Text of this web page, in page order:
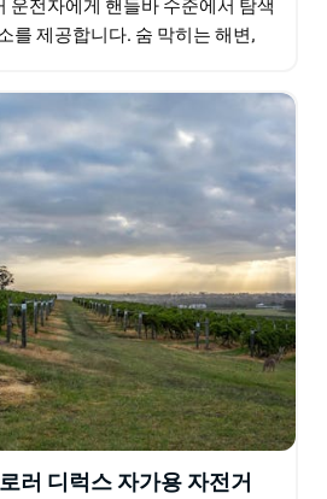
운전자에게 핸들바 수준에서 탐색
를 제공합니다. 숨 막히는 해변,
러 디럭스 자가용 자전거